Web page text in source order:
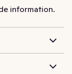
information.